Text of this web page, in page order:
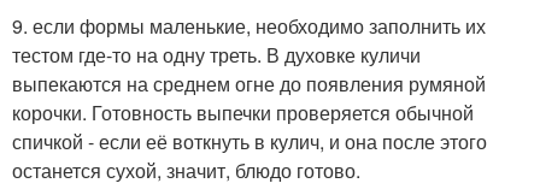
9. если формы маленькие, необходимо заполнить их
тестом где-то на одну треть. В духовке куличи
выпекаются на среднем огне до появления румяной
корочки. Готовность выпечки проверяется обычной
спичкой - если её воткнуть в кулич, и она после этого
останется сухой, значит, блюдо готово.